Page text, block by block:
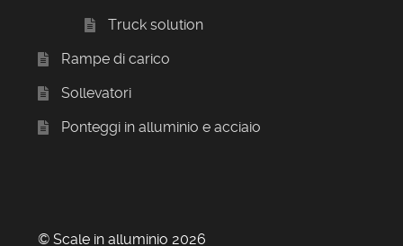
Truck solution
Rampe di carico
Sollevatori
Ponteggi in alluminio e acciaio
© Scale in alluminio 2026